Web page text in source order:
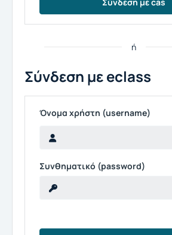
ή
Σύνδεση με eclass
Όνομα χρήστη (username)
Συνθηματικό (password)